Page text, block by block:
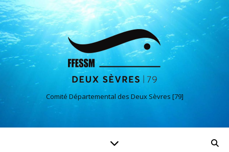
Comité Départemental des Deux Sèvres [79]